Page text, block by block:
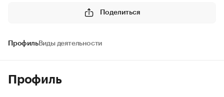
Поделиться
ПрофильВиды деятельности
Профиль